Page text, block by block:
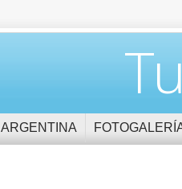
ARGENTINA